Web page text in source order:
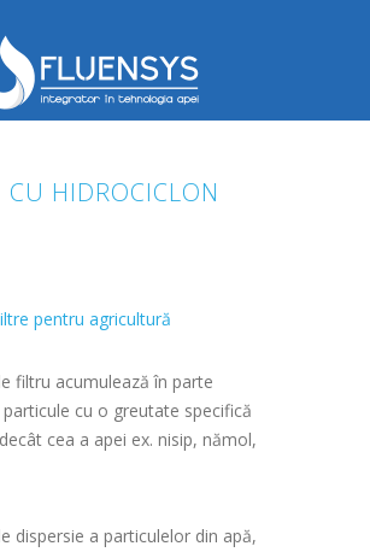
CU HIDROCICLON
pentru agricultură
filtru acumulează în parte
cu o greutate specifică
cea a apei ex. nisip, nămol,
dispersie a particulelor din apă,